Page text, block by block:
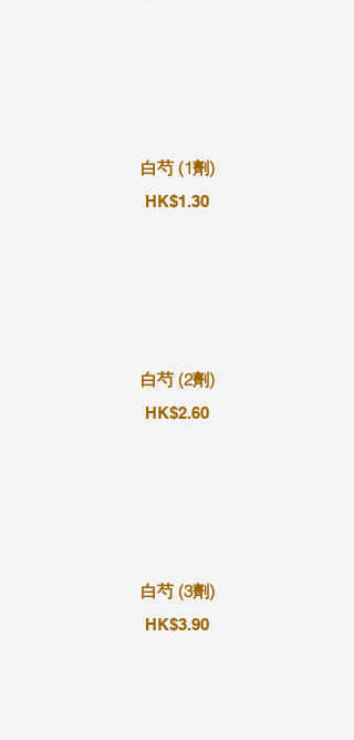
白芍 (1劑)
HK$1.30
白芍 (2劑)
HK$2.60
白芍 (3劑)
HK$3.90